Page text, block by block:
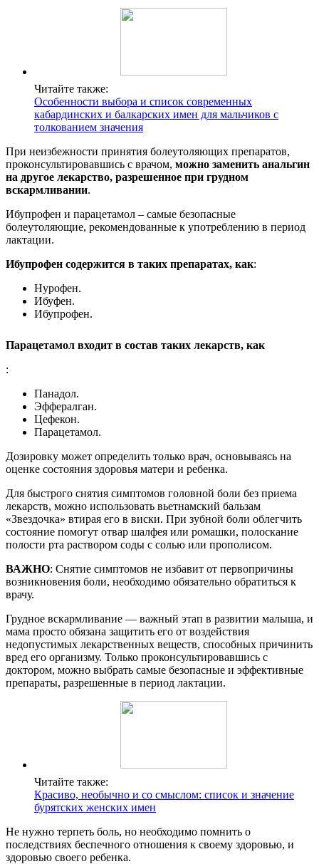
Читайте также:
Особенности выбора и список современных
кабардинских и балкарских имен для мальчиков с
толкованием значения
При неизбежности принятия болеутоляющих препаратов,
проконсультировавшись с врачом, можно заменить анальгин
на другое лекарство, разрешенное при грудном
вскармливании.
Ибупрофен и парацетамол – самые безопасные
болеутоляющие, рекомендованные к употреблению в период
лактации.
Ибупрофен содержится в таких препаратах, как:
Нурофен.
Ибуфен.
Ибупрофен.
Парацетамол входит в состав таких лекарств, как
:
Панадол.
Эффералган.
Цефекон.
Парацетамол.
Дозировку может определить только врач, основываясь на
оценке состояния здоровья матери и ребенка.
Для быстрого снятия симптомов головной боли без приема
лекарств, можно использовать вьетнамский бальзам
«Звездочка» втирая его в виски. При зубной боли облегчить
состояние помогут отвар шалфея или ромашки, полоскание
полости рта раствором соды с солью или прополисом.
ВАЖНО: Снятие симптомов не избавит от первопричины
возникновения боли, необходимо обязательно обратиться к
врачу.
Грудное вскармливание — важный этап в развитии малыша, и
мама просто обязана защитить его от воздействия
недопустимых лекарственных веществ, способных причинить
вред его организму. Только проконсультировавшись с
доктором, можно выбрать самые безопасные и эффективные
препараты, разрешенные в период лактации.
Читайте также:
Красиво, необычно и со смыслом: список и значение
бурятских женских имен
Не нужно терпеть боль, но необходимо помнить о
последствиях беспечного отношения к своему здоровью, и
здоровью своего ребенка.